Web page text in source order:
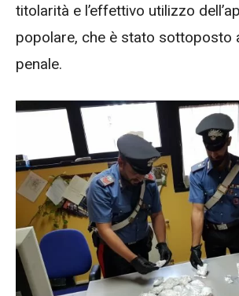
titolarità e l’effettivo utilizzo
popolare, che è stato sottoposto
penale.